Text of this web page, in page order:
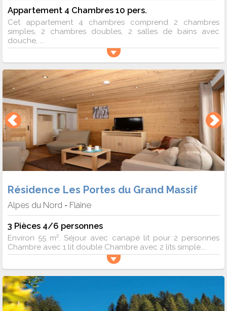
Appartement 4 Chambres 10 pers.
Cet appartement 4 chambres comprend 2 chambres
simples, 2 chambres doubles, 2 salles de bains avec
douche, ...
Résidence Les Portes du Grand Massif
Alpes du Nord - Flaine
3 Pièces 4/6 personnes
Environ 55 m². Séjour avec canapé lit pour 2 personnes
Chambre avec 1 lit double Chambre avec 2 lits simple...